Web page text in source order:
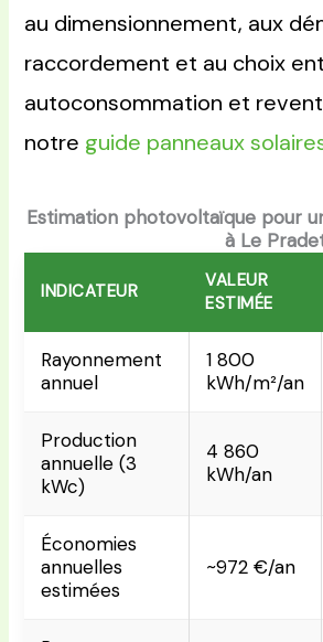
au dimensionnement, aux
raccordement et au choix
autoconsommation et
notre guide panneaux
Estimation photovoltaïque pour
à Le
INDICATEUR
VALEUR
ESTIMÉE
Rayonnement
annuel
1 800
kWh/m²/an
Production
annuelle (3
kWc)
4 860
kWh/an
Économies
annuelles
estimées
~972 €/an